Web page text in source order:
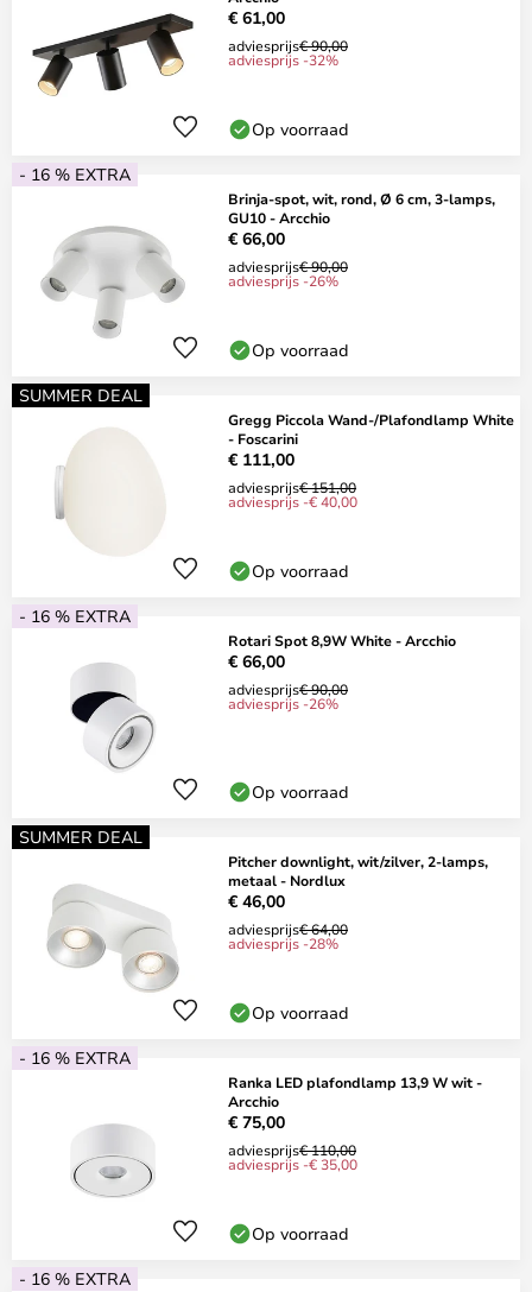
€ 61,00
adviesprijs€ 90,00
adviesprijs -32%
Op voorraad
- 16 % EXTRA
Brinja-spot, wit, rond, Ø 6 cm, 3-lamps,
GU10 - Arcchio
€ 66,00
adviesprijs€ 90,00
adviesprijs -26%
Op voorraad
SUMMER DEAL
Gregg Piccola Wand-/Plafondlamp White
- Foscarini
€ 111,00
adviesprijs€ 151,00
adviesprijs -€ 40,00
Op voorraad
- 16 % EXTRA
Rotari Spot 8,9W White - Arcchio
€ 66,00
adviesprijs€ 90,00
adviesprijs -26%
Op voorraad
SUMMER DEAL
Pitcher downlight, wit/zilver, 2-lamps,
metaal - Nordlux
€ 46,00
adviesprijs€ 64,00
adviesprijs -28%
Op voorraad
- 16 % EXTRA
Ranka LED plafondlamp 13,9 W wit -
Arcchio
€ 75,00
adviesprijs€ 110,00
adviesprijs -€ 35,00
Op voorraad
- 16 % EXTRA